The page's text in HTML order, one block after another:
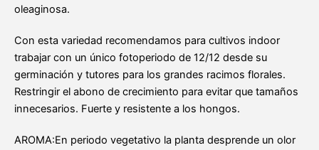
oleaginosa.
Con esta variedad recomendamos para cultivos indoor
trabajar con un único fotoperiodo de 12/12 desde su
germinación y tutores para los grandes racimos florales.
Restringir el abono de crecimiento para evitar que tamaños
innecesarios. Fuerte y resistente a los hongos.
AROMA:En periodo vegetativo la planta desprende un olor